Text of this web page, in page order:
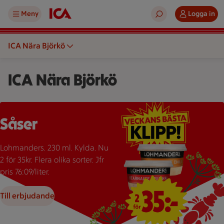
Meny Logga in
ICA Nära Björkö
ICA Nära Björkö
Två burkar Lohmanders sås med texten "2 för 35:-" som
Såser
Lohmanders. 230 ml. Kylda. Nu
2 för 35kr. Flera olika sorter. Jfr
pris 76:09/liter.
Till erbjudande